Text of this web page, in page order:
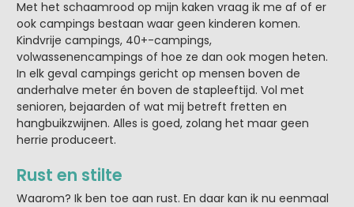
Met het schaamrood op mijn kaken vraag ik me af of er
ook campings bestaan waar geen kinderen komen.
Kindvrije campings, 40+-campings,
volwassenencampings of hoe ze dan ook mogen heten.
In elk geval campings gericht op mensen boven de
anderhalve meter én boven de stapleeftijd. Vol met
senioren, bejaarden of wat mij betreft fretten en
hangbuikzwijnen. Alles is goed, zolang het maar geen
herrie produceert.
Rust en stilte
Waarom? Ik ben toe aan rust. En daar kan ik nu eenmaal